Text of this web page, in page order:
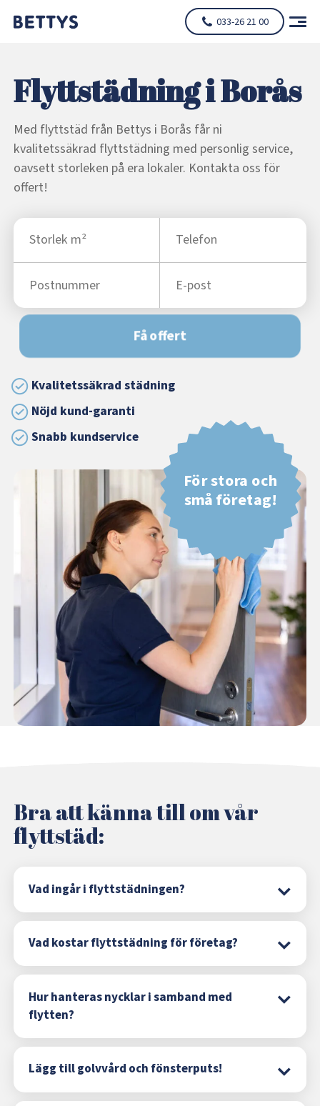
033-26 21 00
Flyttstädning i Borås
Med flyttstäd från Bettys i Borås får ni
kvalitetssäkrad flyttstädning med personlig service,
oavsett storleken på era lokaler. Kontakta oss för
offert!
Få offert
Kvalitetssäkrad städning
Nöjd kund-garanti
Snabb kundservice
För stora och
små företag!
Bra att känna till om vår
flyttstäd:
Vad ingår i flyttstädningen?
Vad kostar flyttstädning för företag?
Hur hanteras nycklar i samband med
flytten?
Lägg till golvvård och fönsterputs!